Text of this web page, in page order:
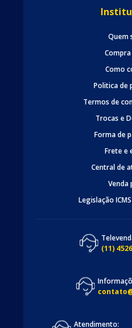
Quem
Como
Politica de
Termos de
Trocas e
Forma de
Frete e
Central de
Venda
Legislação
(11)
Atendimento: